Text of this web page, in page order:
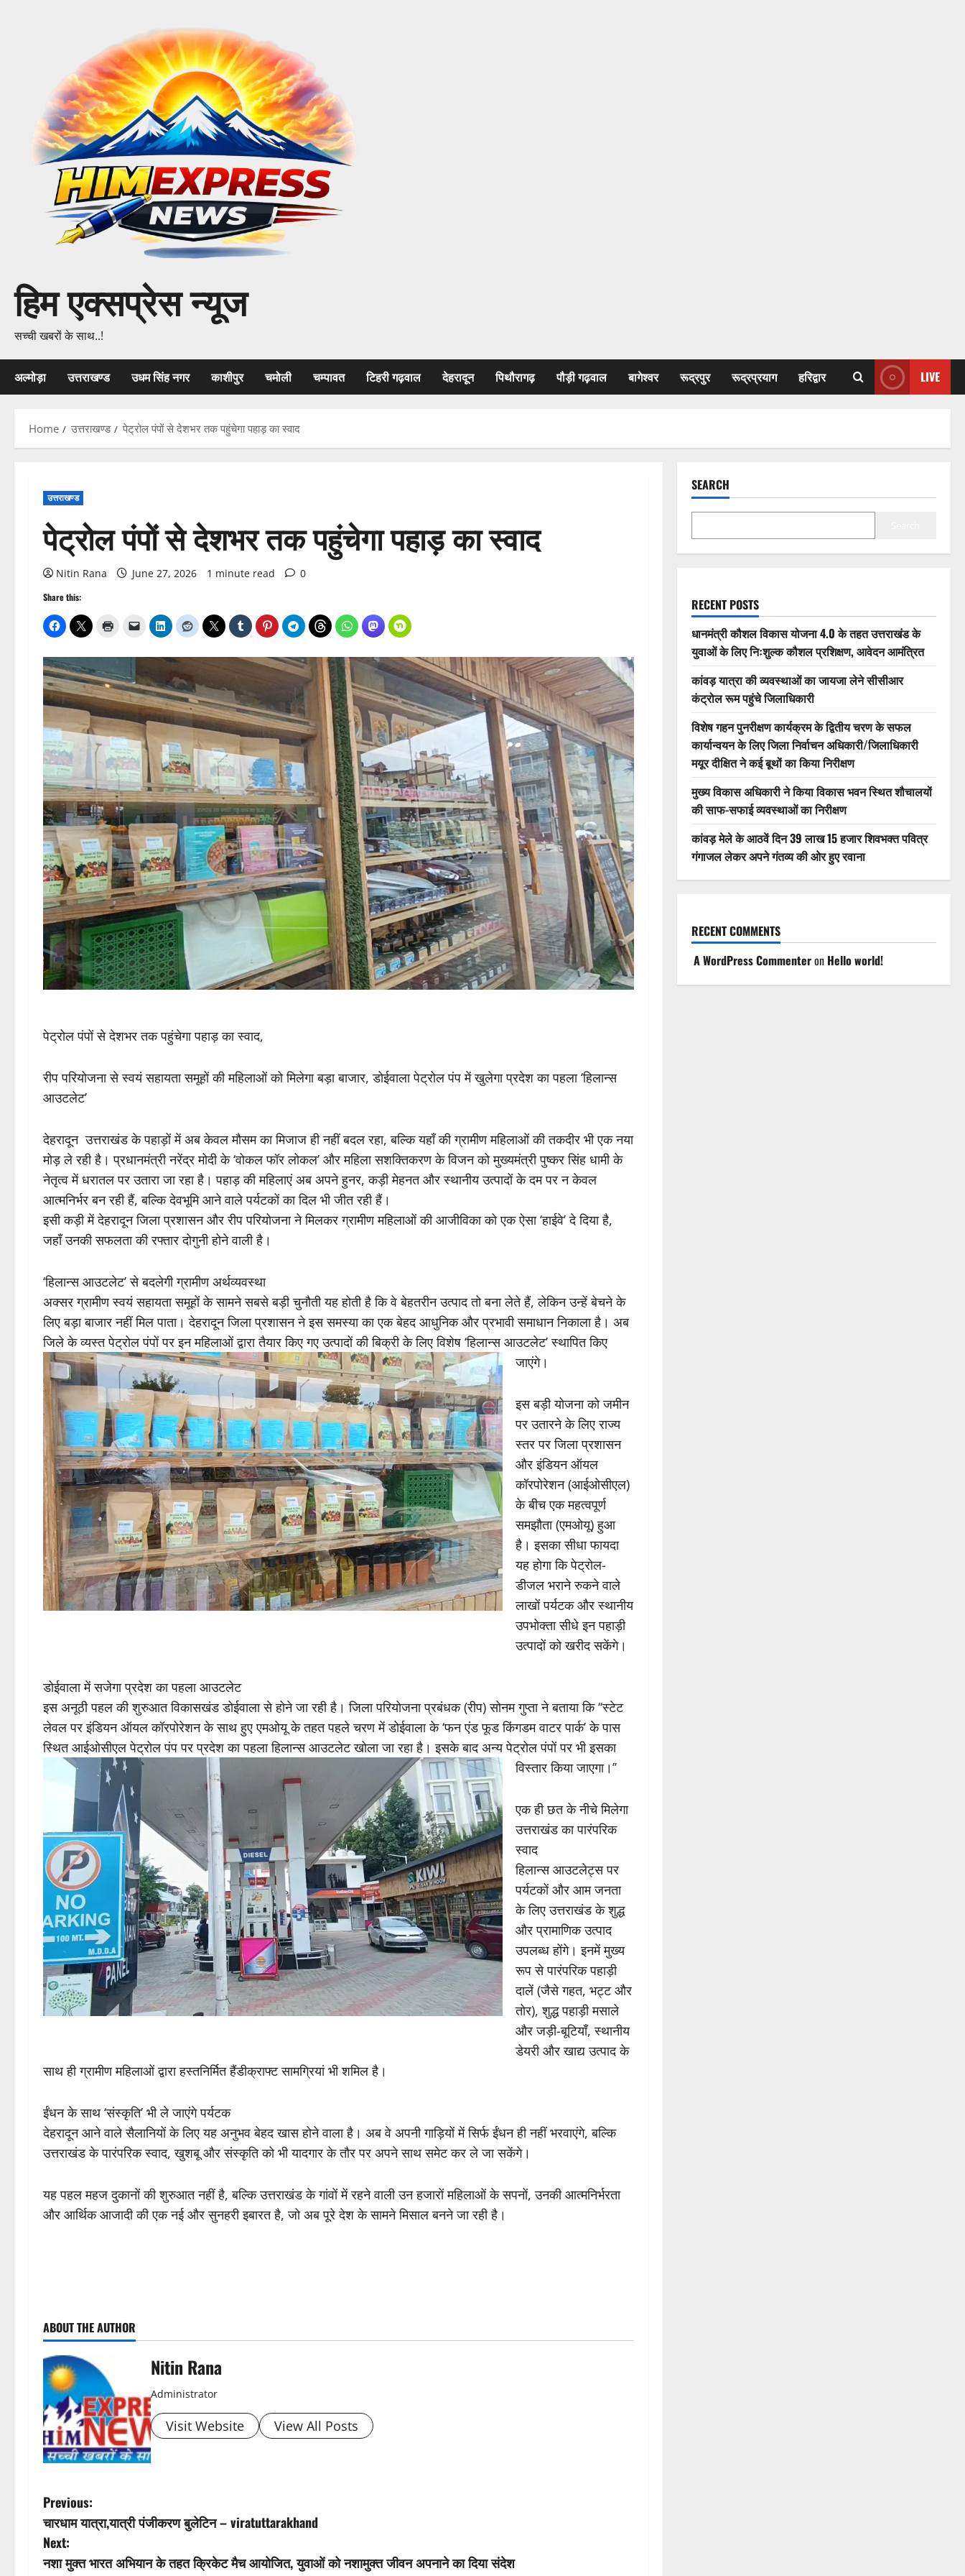
हिम एक्सप्रेस न्यूज
सच्ची खबरों के साथ..!
अल्मोड़ा उत्तराखण्ड उधम सिंह नगर काशीपुर चमोली चम्पावत टिहरी गढ़वाल देहरादून पिथौरागढ़ पौड़ी गढ़वाल बागेश्वर रूद्रपुर रूद्रप्रयाग हरिद्वार LIVE
Home उत्तराखण्ड पेट्रोल पंपों से देशभर तक पहुंचेगा पहाड़ का स्वाद
उत्तराखण्ड
पेट्रोल पंपों से देशभर तक पहुंचेगा पहाड़ का स्वाद
Nitin Rana June 27, 2026 1 minute read 0
Share this:
पेट्रोल पंपों से देशभर तक पहुंचेगा पहाड़ का स्वाद,
रीप परियोजना से स्वयं सहायता समूहों की महिलाओं को मिलेगा बड़ा बाजार, डोईवाला पेट्रोल पंप में खुलेगा प्रदेश का पहला ‘हिलान्स
आउटलेट’
देहरादून उत्तराखंड के पहाड़ों में अब केवल मौसम का मिजाज ही नहीं बदल रहा, बल्कि यहाँ की ग्रामीण महिलाओं की तकदीर भी एक नया
मोड़ ले रही है। प्रधानमंत्री नरेंद्र मोदी के ‘वोकल फॉर लोकल’ और महिला सशक्तिकरण के विजन को मुख्यमंत्री पुष्कर सिंह धामी के
नेतृत्व में धरातल पर उतारा जा रहा है। पहाड़ की महिलाएं अब अपने हुनर, कड़ी मेहनत और स्थानीय उत्पादों के दम पर न केवल
आत्मनिर्भर बन रही हैं, बल्कि देवभूमि आने वाले पर्यटकों का दिल भी जीत रही हैं।
इसी कड़ी में देहरादून जिला प्रशासन और रीप परियोजना ने मिलकर ग्रामीण महिलाओं की आजीविका को एक ऐसा ‘हाईवे’ दे दिया है,
जहाँ उनकी सफलता की रफ्तार दोगुनी होने वाली है।
‘हिलान्स आउटलेट’ से बदलेगी ग्रामीण अर्थव्यवस्था
अक्सर ग्रामीण स्वयं सहायता समूहों के सामने सबसे बड़ी चुनौती यह होती है कि वे बेहतरीन उत्पाद तो बना लेते हैं, लेकिन उन्हें बेचने के
लिए बड़ा बाजार नहीं मिल पाता। देहरादून जिला प्रशासन ने इस समस्या का एक बेहद आधुनिक और प्रभावी समाधान निकाला है। अब
जिले के व्यस्त पेट्रोल पंपों पर इन महिलाओं द्वारा तैयार किए गए उत्पादों की बिक्री के लिए विशेष ‘हिलान्स आउटलेट’ स्थापित किए
जाएंगे।
इस बड़ी योजना को जमीन
पर उतारने के लिए राज्य
स्तर पर जिला प्रशासन
और इंडियन ऑयल
कॉरपोरेशन (आईओसीएल)
के बीच एक महत्वपूर्ण
समझौता (एमओयू) हुआ
है। इसका सीधा फायदा
यह होगा कि पेट्रोल-
डीजल भराने रुकने वाले
लाखों पर्यटक और स्थानीय
उपभोक्ता सीधे इन पहाड़ी
उत्पादों को खरीद सकेंगे।
डोईवाला में सजेगा प्रदेश का पहला आउटलेट
इस अनूठी पहल की शुरुआत विकासखंड डोईवाला से होने जा रही है। जिला परियोजना प्रबंधक (रीप) सोनम गुप्ता ने बताया कि ‘‘स्टेट
लेवल पर इंडियन ऑयल कॉरपोरेशन के साथ हुए एमओयू के तहत पहले चरण में डोईवाला के ‘फन एंड फूड किंगडम वाटर पार्क’ के पास
स्थित आईओसीएल पेट्रोल पंप पर प्रदेश का पहला हिलान्स आउटलेट खोला जा रहा है। इसके बाद अन्य पेट्रोल पंपों पर भी इसका
विस्तार किया जाएगा।’’
एक ही छत के नीचे मिलेगा
उत्तराखंड का पारंपरिक
स्वाद
हिलान्स आउटलेट्स पर
पर्यटकों और आम जनता
के लिए उत्तराखंड के शुद्ध
और प्रामाणिक उत्पाद
उपलब्ध होंगे। इनमें मुख्य
रूप से पारंपरिक पहाड़ी
दालें (जैसे गहत, भट्ट और
तोर), शुद्ध पहाड़ी मसाले
और जड़ी-बूटियाँ, स्थानीय
डेयरी और खाद्य उत्पाद के
साथ ही ग्रामीण महिलाओं द्वारा हस्तनिर्मित हैंडीक्राफ्ट सामग्रियां भी शमिल है।
ईंधन के साथ ‘संस्कृति’ भी ले जाएंगे पर्यटक
देहरादून आने वाले सैलानियों के लिए यह अनुभव बेहद खास होने वाला है। अब वे अपनी गाड़ियों में सिर्फ ईंधन ही नहीं भरवाएंगे, बल्कि
उत्तराखंड के पारंपरिक स्वाद, खुशबू और संस्कृति को भी यादगार के तौर पर अपने साथ समेट कर ले जा सकेंगे।
यह पहल महज दुकानों की शुरुआत नहीं है, बल्कि उत्तराखंड के गांवों में रहने वाली उन हजारों महिलाओं के सपनों, उनकी आत्मनिर्भरता
और आर्थिक आजादी की एक नई और सुनहरी इबारत है, जो अब पूरे देश के सामने मिसाल बनने जा रही है।
o
s
t
n
a
v
i
g
ABOUT THE AUTHOR
Nitin Rana
Administrator
Visit Website View All Posts
P
o
s
Previous:
चारधाम यात्रा,यात्री पंजीकरण बुलेटिन – viratuttarakhand
Next:
नशा मुक्त भारत अभियान के तहत क्रिकेट मैच आयोजित, युवाओं को नशामुक्त जीवन अपनाने का दिया संदेश
SEARCH
RECENT POSTS
धानमंत्री कौशल विकास योजना 4.0 के तहत उत्तराखंड के
युवाओं के लिए निःशुल्क कौशल प्रशिक्षण, आवेदन आमंत्रित
कांवड़ यात्रा की व्यवस्थाओं का जायजा लेने सीसीआर
कंट्रोल रूम पहुंचे जिलाधिकारी
विशेष गहन पुनरीक्षण कार्यक्रम के द्वितीय चरण के सफल
कार्यान्वयन के लिए जिला निर्वाचन अधिकारी/जिलाधिकारी
मयूर दीक्षित ने कई बूथों का किया निरीक्षण
मुख्य विकास अधिकारी ने किया विकास भवन स्थित शौचालयों
की साफ-सफाई व्यवस्थाओं का निरीक्षण
कांवड़ मेले के आठवें दिन 39 लाख 15 हजार शिवभक्त पवित्र
गंगाजल लेकर अपने गंतव्य की ओर हुए रवाना
RECENT COMMENTS
A WordPress Commenteron Hello world!